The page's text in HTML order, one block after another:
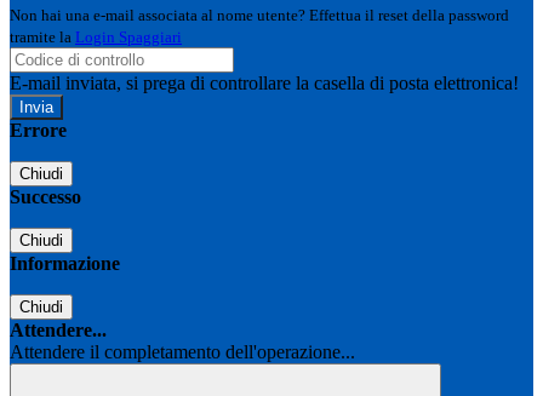
Non hai una e-mail associata al nome utente? Effettua il reset della password
tramite la Login Spaggiari
E-mail inviata, si prega di controllare la casella di posta elettronica!
Errore
Chiudi
Successo
Chiudi
Informazione
Chiudi
Attendere...
Attendere il completamento dell'operazione...